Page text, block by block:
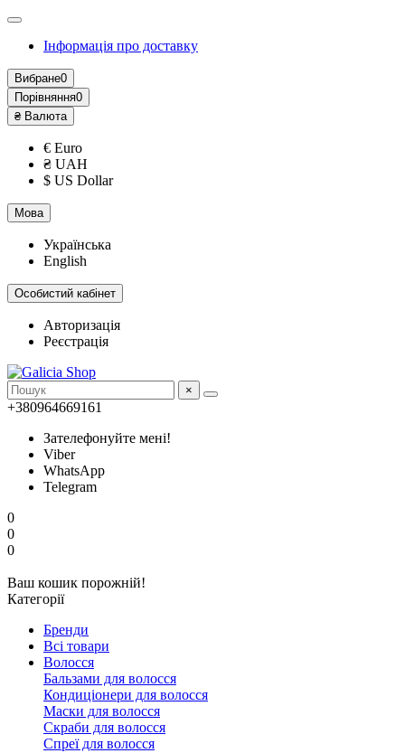
Інформація про доставку
Вибране0
Порівняння0
₴ Валюта
€ Euro
₴ UAH
$ US Dollar
Мова
Українська
English
Особистий кабінет
Авторизація
Реєстрація
×
+380964669161
Зателефонуйте мені!
Viber
WhatsApp
Telegram
0
0
0
Ваш кошик порожній!
Категорії
Бренди
Всі товари
Волосся
Бальзами для волосся
Кондиціонери для волосся
Маски для волосся
Скраби для волосся
Спреї для волосся